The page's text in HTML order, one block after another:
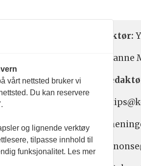
Nyhetsredaktør:
Hanne
Ansvarlig
Nyhetstips:
Meninger:
Annonse:
vårt nettsted bruker vi
Du kan reservere
og lignende verktøy
tilpasse innhold til
funksjonalitet. Les mer